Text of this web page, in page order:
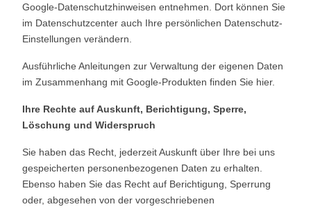
Google-Datenschutzhinweisen entnehmen. Dort können Sie
im Datenschutzcenter auch Ihre persönlichen Datenschutz-
Einstellungen verändern.
Ausführliche Anleitungen zur Verwaltung der eigenen Daten
im Zusammenhang mit Google-Produkten finden Sie hier.
Ihre Rechte auf Auskunft, Berichtigung, Sperre,
Löschung und Widerspruch
Sie haben das Recht, jederzeit Auskunft über Ihre bei uns
gespeicherten personenbezogenen Daten zu erhalten.
Ebenso haben Sie das Recht auf Berichtigung, Sperrung
oder, abgesehen von der vorgeschriebenen